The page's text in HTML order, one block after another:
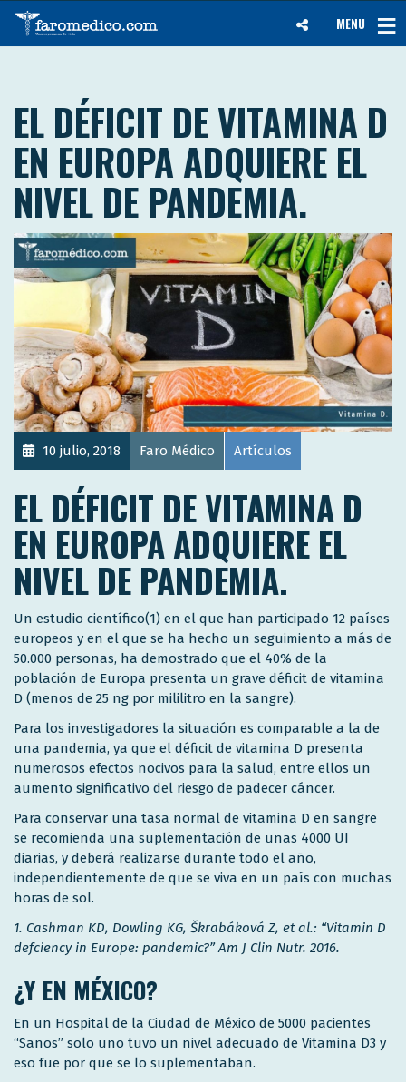
MENU
EL DÉFICIT DE VITAMINA D
EN EUROPA ADQUIERE EL
NIVEL DE PANDEMIA.
10 julio, 2018 Faro Médico Artículos
EL DÉFICIT DE VITAMINA D
EN EUROPA ADQUIERE EL
NIVEL DE PANDEMIA.
Un estudio científico(1) en el que han participado 12 países
europeos y en el que se ha hecho un seguimiento a más de
50.000 personas, ha demostrado que el 40% de la
población de Europa presenta un grave déficit de vitamina
D (menos de 25 ng por mililitro en la sangre).
Para los investigadores la situación es comparable a la de
una pandemia, ya que el déficit de vitamina D presenta
numerosos efectos nocivos para la salud, entre ellos un
aumento significativo del riesgo de padecer cáncer.
Para conservar una tasa normal de vitamina D en sangre
se recomienda una suplementación de unas 4000 UI
diarias, y deberá realizarse durante todo el año,
independientemente de que se viva en un país con muchas
horas de sol.
1. Cashman KD, Dowling KG, Škrabáková Z, et al.: “Vitamin D
defciency in Europe: pandemic?” Am J Clin Nutr. 2016.
¿Y EN MÉXICO?
En un Hospital de la Ciudad de México de 5000 pacientes
“Sanos” solo uno tuvo un nivel adecuado de Vitamina D3 y
eso fue por que se lo suplementaban.